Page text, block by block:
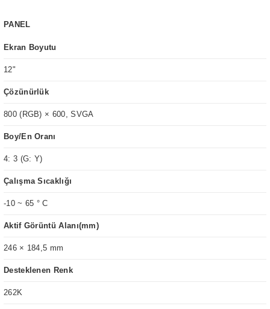
PANEL
Ekran Boyutu
12"
Çözünürlük
800 (RGB) × 600, SVGA
Boy/En Oranı
4: 3 (G: Y)
Çalışma Sıcaklığı
-10 ~ 65 ° C
Aktif Görüntü Alanı(mm)
246 × 184,5 mm
Desteklenen Renk
262K